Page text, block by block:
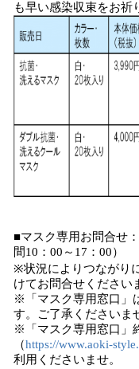
も早い感染収束をお祈
■マスク専用お問合せ
間10：00～17：00）
※状況によりつながり
けてお問合せください
※「マスク専用窓口」
す。ご了承くださいま
※「マスク専用窓口」
（https://www.aoki-
利用くださいませ。